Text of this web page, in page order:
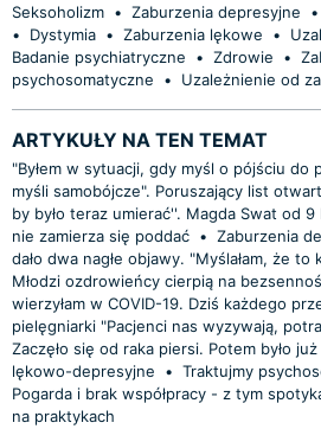
Seksoholizm • Zaburzenia depresyjne •
•
Dystymia • Zaburzenia lękowe •
Badanie psychiatryczne
• Zdrowie •
psychosomatyczne
• Uzależnienie od
ARTYKUŁY NA TEN TEMAT
"Byłem w sytuacji, gdy myśl o pójściu do
myśli samobójcze". Poruszający list
by było teraz umierać''. Magda Swat od
nie zamierza się poddać • Zaburzenia
dało dwa nagłe objawy. "Myślałam, że
Młodzi ozdrowieńcy cierpią na
wierzyłam w COVID-19. Dziś każdego
pielęgniarki "Pacjenci nas wyzywają,
Zaczęło się od raka piersi. Potem było
lękowo-depresyjne
• Traktujmy
Pogarda i brak współpracy - z tym
na praktykach